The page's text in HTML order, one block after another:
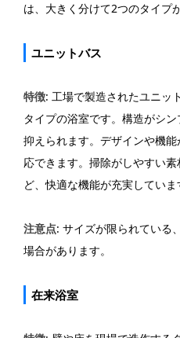
は、大きく分けて2つのタイプ
ユニットバス
特徴: 工場で製造されたユニッ
タイプの浴室です。構造がシ
抑えられます。デザインや機
応できます。掃除がしやすい
ど、快適な機能が充実していま
注意点: サイズが限られている
場合があります。
在来浴室